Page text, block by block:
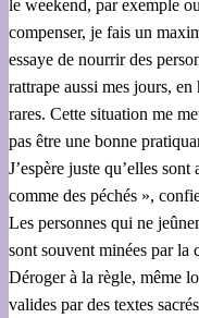
le weekend, par exemple
compenser, je fais un
essaye de nourrir des
rattrape aussi mes jours,
rares. Cette situation me
pas être une bonne
J’espère juste qu’elles
comme des péchés »,
Les personnes qui ne
sont souvent minées par la
Déroger à la règle, même
valides par des textes